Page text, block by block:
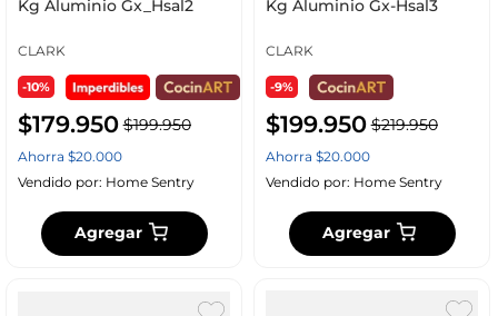
Kg Aluminio Gx_Hsal2
CLARK
-10%
$179.950 $199.950
Ahorra $20.000
Vendido por: Home Sentry
Agregar
Kg Aluminio Gx-Hsal3
CLARK
-9%
$199.950 $219.950
Ahorra $20.000
Vendido por: Home Sentry
Agregar